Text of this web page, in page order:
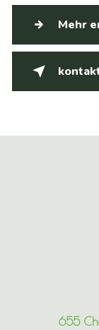
Mehr
655